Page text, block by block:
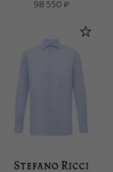
98 550 ₽